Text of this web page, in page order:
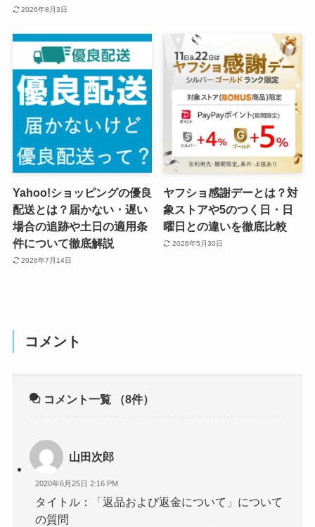
2026年8月3日
Yahoo!ショッピングの優良
配送とは？届かない・遅い
場合の追跡や土日の適用条
件について徹底解説
2026年7月14日
ヤフショ感謝デーとは？対
象ストアや5のつく日・日
曜日との違いを徹底比較
2026年5月30日
コメント
コメント一覧 （8件）
山田次郎
2020年6月25日 2:16 PM
タイトル：「返品および返金について」について
の質問